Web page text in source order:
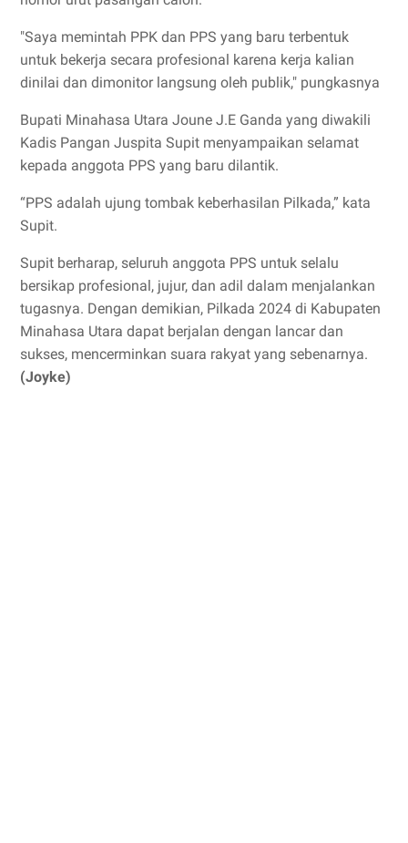
"Saya memintah PPK dan PPS yang baru terbentuk
untuk bekerja secara profesional karena kerja kalian
dinilai dan dimonitor langsung oleh publik," pungkasnya
Bupati Minahasa Utara Joune J.E Ganda yang diwakili
Kadis Pangan Juspita Supit menyampaikan selamat
kepada anggota PPS yang baru dilantik.
“PPS adalah ujung tombak keberhasilan Pilkada,” kata
Supit.
Supit berharap, seluruh anggota PPS untuk selalu
bersikap profesional, jujur, dan adil dalam menjalankan
tugasnya. Dengan demikian, Pilkada 2024 di Kabupaten
Minahasa Utara dapat berjalan dengan lancar dan
sukses, mencerminkan suara rakyat yang sebenarnya.
(Joyke)